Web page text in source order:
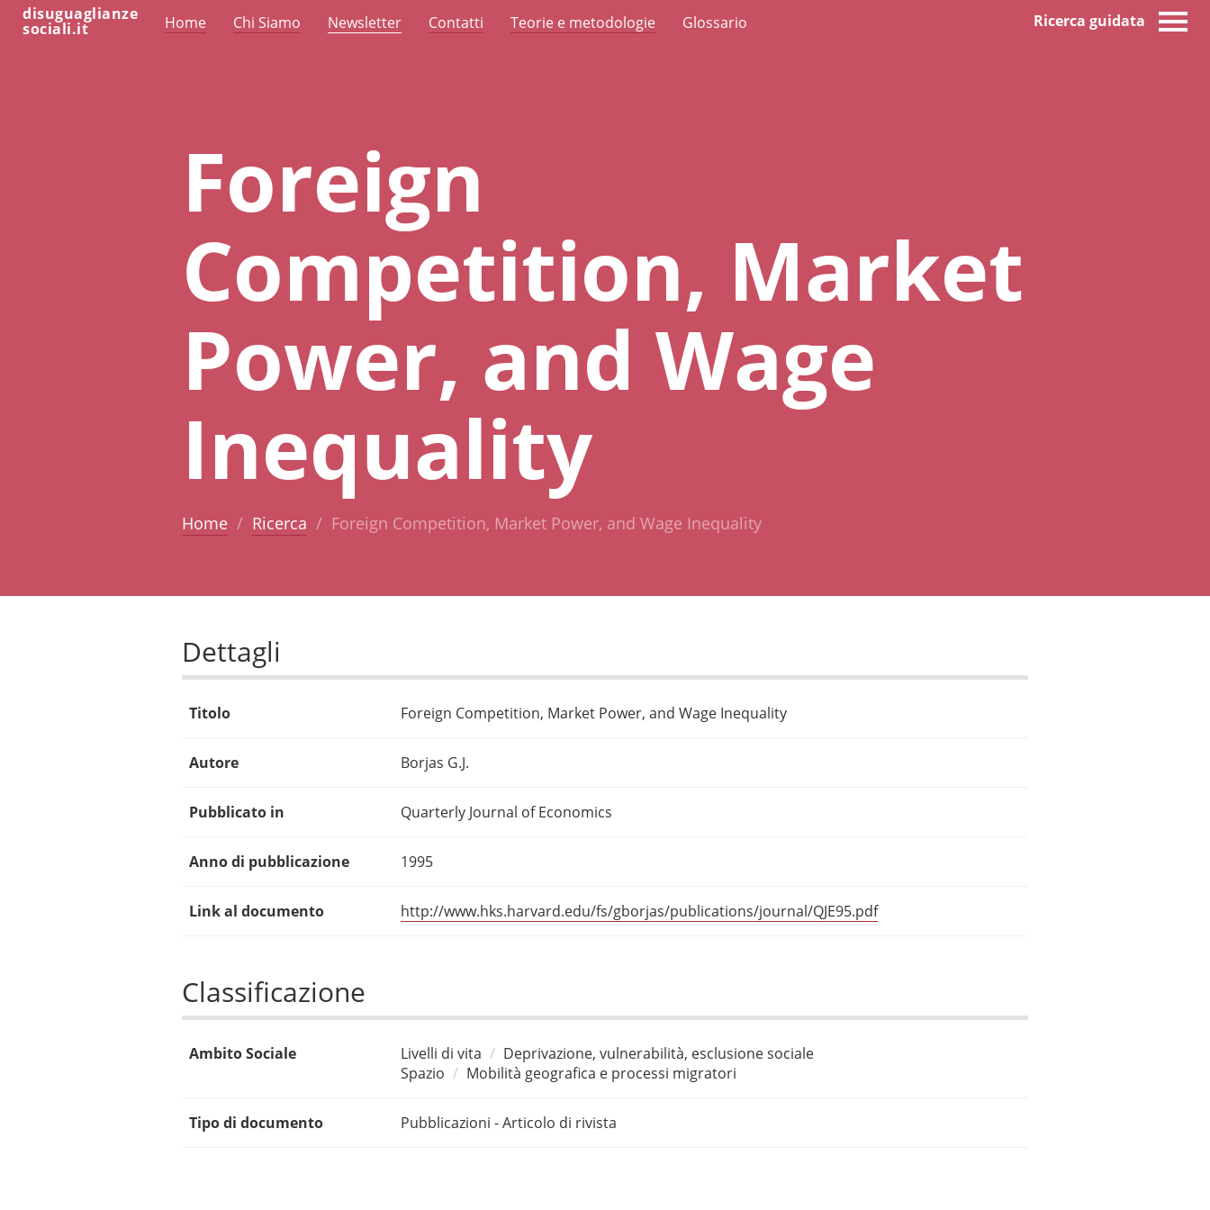
disuguaglianze
sociali.it Home Chi Siamo Newsletter Contatti Teorie e metodologie Glossario Ricerca guidata
Foreign
Competition, Market
Power, and Wage
Inequality
Home Ricerca Foreign Competition, Market Power, and Wage Inequality
Dettagli
Titolo Foreign Competition, Market Power, and Wage Inequality
Autore Borjas G.J.
Pubblicato in Quarterly Journal of Economics
Anno di pubblicazione 1995
Link al documento http://www.hks.harvard.edu/fs/gborjas/publications/journal/QJE95.pdf
Classificazione
Ambito Sociale Livelli di vita
Deprivazione, vulnerabilità, esclusione sociale
Spazio
Mobilità geografica e processi migratori
Tipo di documento Pubblicazioni - Articolo di rivista